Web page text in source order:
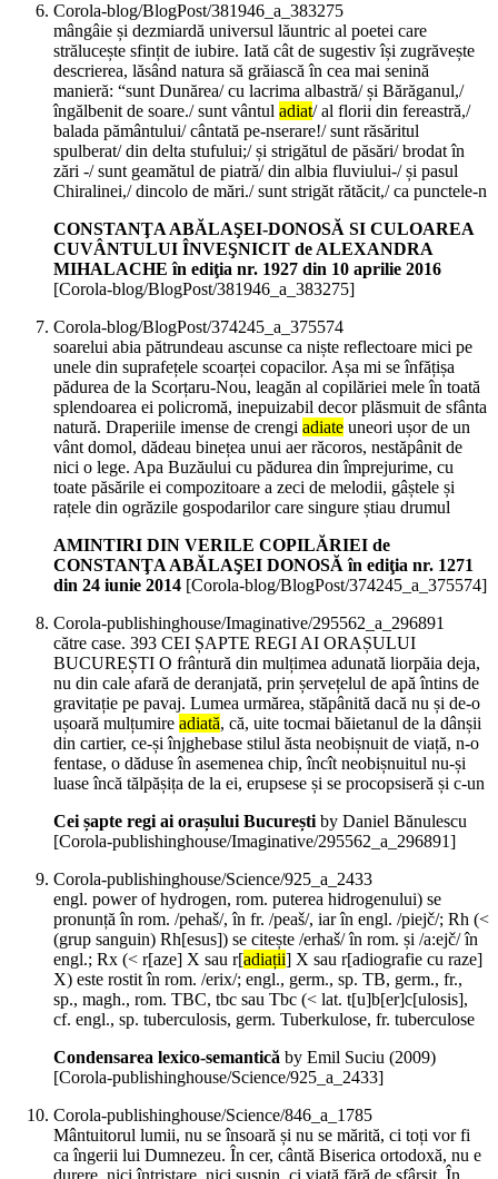
Corola-blog/BlogPost/381946_a_383275
mângâie și dezmiardă universul lăuntric al poetei care
strălucește sfințit de iubire. Iată cât de sugestiv își zugrăvește
descrierea, lăsând natura să grăiască în cea mai senină
manieră: “sunt Dunărea/ cu lacrima albastră/ și Bărăganul,/
îngălbenit de soare./ sunt vântul adiat/ al florii din fereastră,/
balada pământului/ cântată pe-nserare!/ sunt răsăritul
spulberat/ din delta stufului;/ și strigătul de păsări/ brodat în
zări -/ sunt geamătul de piatră/ din albia fluviului-/ și pasul
Chiralinei,/ dincolo de mări./ sunt strigăt rătăcit,/ ca punctele-n
CONSTANŢA ABĂLAŞEI-DONOSĂ SI CULOAREA
CUVÂNTULUI ÎNVEŞNICIT de ALEXANDRA
MIHALACHE în ediţia nr. 1927 din 10 aprilie 2016
[Corola-blog/BlogPost/381946_a_383275]
Corola-blog/BlogPost/374245_a_375574
soarelui abia pătrundeau ascunse ca niște reflectoare mici pe
unele din suprafețele scoarței copacilor. Așa mi se înfățișa
pădurea de la Scorțaru-Nou, leagăn al copilăriei mele în toată
splendoarea ei policromă, inepuizabil decor plăsmuit de sfânta
natură. Draperiile imense de crengi adiate uneori ușor de un
vânt domol, dădeau binețea unui aer răcoros, nestăpânit de
nici o lege. Apa Buzăului cu pădurea din împrejurime, cu
toate păsările ei compozitoare a zeci de melodii, gâștele și
rațele din ogrăzile gospodarilor care singure știau drumul
AMINTIRI DIN VERILE COPILĂRIEI de
CONSTANŢA ABĂLAŞEI DONOSĂ în ediţia nr. 1271
din 24 iunie 2014 [Corola-blog/BlogPost/374245_a_375574]
Corola-publishinghouse/Imaginative/295562_a_296891
către case. 393 CEI ȘAPTE REGI AI ORAȘULUI
BUCUREȘTI O frântură din mulțimea adunată liorpăia deja,
nu din cale afară de deranjată, prin șervețelul de apă întins de
gravitație pe pavaj. Lumea urmărea, stăpânită dacă nu și de-o
ușoară mulțumire adiată, că, uite tocmai băietanul de la dânșii
din cartier, ce-și înjghebase stilul ăsta neobișnuit de viață, n-o
fentase, o dăduse în asemenea chip, încît neobișnuitul nu-și
luase încă tălpășița de la ei, erupsese și se procopsiseră și c-un
Cei șapte regi ai orașului Bucureștiby Daniel Bănulescu
[Corola-publishinghouse/Imaginative/295562_a_296891]
Corola-publishinghouse/Science/925_a_2433
engl. power of hydrogen, rom. puterea hidrogenului) se
pronunță în rom. /pehaš/, în fr. /peaš/, iar în engl. /piejč/; Rh (<
(grup sanguin) Rh[esus]) se citește /erhaš/ în rom. și /a:ejč/ în
engl.; Rx (< r[aze] X sau r[adiații] X sau r[adiografie cu raze]
X) este rostit în rom. /erix/; engl., germ., sp. TB, germ., fr.,
sp., magh., rom. TBC, tbc sau Tbc (< lat. t[u]b[er]c[ulosis],
cf. engl., sp. tuberculosis, germ. Tuberkulose, fr. tuberculose
Condensarea lexico-semantică by Emil Suciu (2009)
[Corola-publishinghouse/Science/925_a_2433]
Corola-publishinghouse/Science/846_a_1785
Mântuitorul lumii, nu se însoară și nu se mărită, ci toți vor fi
ca îngerii lui Dumnezeu. În cer, cântă Biserica ortodoxă, nu e